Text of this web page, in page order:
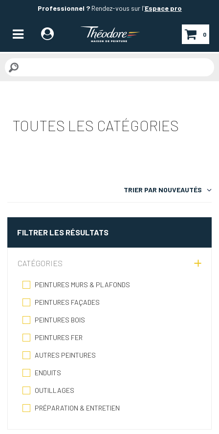
Professionnel ?Rendez-vous sur l'Espace pro
0
TOUTES LES CATÉGORIES
TRIER PAR NOUVEAUTÉS
FILTRER LES RÉSULTATS
CATÉGORIES
PEINTURES MURS & PLAFONDS
PEINTURES FAÇADES
PEINTURES BOIS
PEINTURES FER
AUTRES PEINTURES
ENDUITS
OUTILLAGES
PRÉPARATION & ENTRETIEN